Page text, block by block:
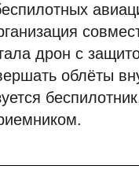
дрон с
облёты